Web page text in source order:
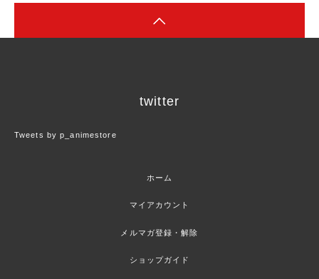
twitter
Tweets by p_animestore
ホーム
マイアカウント
メルマガ登録・解除
ショップガイド